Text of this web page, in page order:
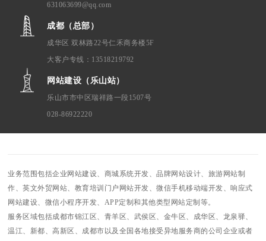
631063699@qq.com
成都（总部）
成华区 双林路22号仁禾商务楼5F
大客户专线：13518219792
网站建设（乐山站）
乐山市市中区瑞祥路一段1507号
028-86922220
业务范围包括企业网站建设、商城系统开发、品牌网站设计、旅游网站制
作、英文外贸网站、教育培训门户网站开发、微信手机移动端开发、响应式
网站建设、微信小程序开发、APP定制和其他类型网站定制等。
服务区域包括成都市锦江区、青羊区、武侯区、金牛区、成华区、龙泉驿、
温江、新都、高新区、成都市以及全国各地接受异地服务商的公司企业或者